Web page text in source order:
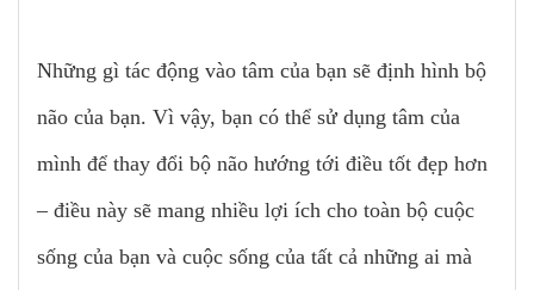
Những gì tác động vào tâm của bạn sẽ định hình bộ
não của bạn. Vì vậy, bạn có thể sử dụng tâm của
mình để thay đổi bộ não hướng tới điều tốt đẹp hơn
– điều này sẽ mang nhiều lợi ích cho toàn bộ cuộc
sống của bạn và cuộc sống của tất cả những ai mà